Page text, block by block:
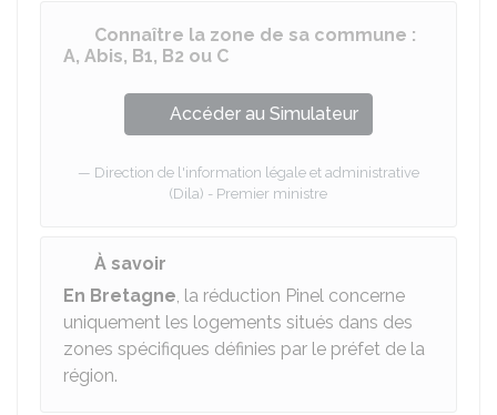
Connaître la zone de sa commune :
A, Abis, B1, B2 ou C
Accéder au Simulateur
Direction de l'information légale et administrative
(Dila) - Premier ministre
À savoir
En Bretagne, la réduction Pinel concerne
uniquement les logements situés dans des
zones spécifiques définies par le préfet de la
région.